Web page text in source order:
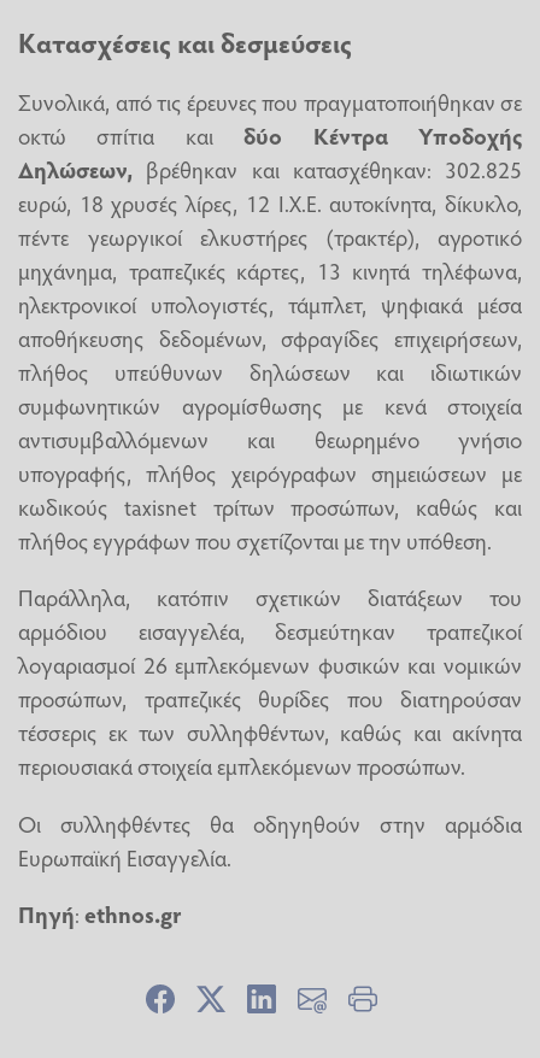
Κατασχέσεις και δεσμεύσεις
Συνολικά, από τις έρευνες που πραγματοποιήθηκαν σε
οκτώ σπίτια καιδύο Κέντρα Υποδοχής
Δηλώσεων, βρέθηκαν και κατασχέθηκαν: 302.825
ευρώ, 18 χρυσές λίρες, 12 Ι.Χ.Ε. αυτοκίνητα, δίκυκλο,
πέντε γεωργικοί ελκυστήρες (τρακτέρ), αγροτικό
μηχάνημα, τραπεζικές κάρτες, 13 κινητά τηλέφωνα,
ηλεκτρονικοί υπολογιστές, τάμπλετ, ψηφιακά μέσα
αποθήκευσης δεδομένων, σφραγίδες επιχειρήσεων,
πλήθος υπεύθυνων δηλώσεων και ιδιωτικών
συμφωνητικών αγρομίσθωσης με κενά στοιχεία
αντισυμβαλλόμενων και θεωρημένο γνήσιο
υπογραφής, πλήθος χειρόγραφων σημειώσεων με
κωδικούς taxisnet τρίτων προσώπων, καθώς και
πλήθος εγγράφων που σχετίζονται με την υπόθεση.
Παράλληλα, κατόπιν σχετικών διατάξεων του
αρμόδιου εισαγγελέα, δεσμεύτηκαν τραπεζικοί
λογαριασμοί 26 εμπλεκόμενων φυσικών και νομικών
προσώπων, τραπεζικές θυρίδες που διατηρούσαν
τέσσερις εκ των συλληφθέντων, καθώς και ακίνητα
περιουσιακά στοιχεία εμπλεκόμενων προσώπων.
Οι συλληφθέντες θα οδηγηθούν στην αρμόδια
Ευρωπαϊκή Εισαγγελία.
Πηγή:ethnos.gr